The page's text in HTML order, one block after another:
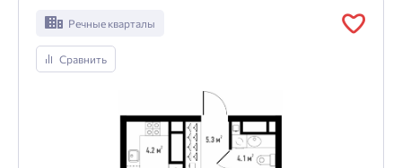
Речные кварталы
Сравнить